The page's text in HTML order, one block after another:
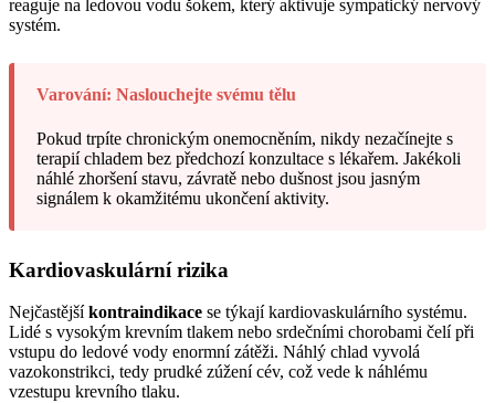
reaguje na ledovou vodu šokem, který aktivuje sympatický nervový
systém.
Varování: Naslouchejte svému tělu
Pokud trpíte chronickým onemocněním, nikdy nezačínejte s
terapií chladem bez předchozí konzultace s lékařem. Jakékoli
náhlé zhoršení stavu, závratě nebo dušnost jsou jasným
signálem k okamžitému ukončení aktivity.
Kardiovaskulární rizika
Nejčastějšíkontraindikace se týkají kardiovaskulárního systému.
Lidé s vysokým krevním tlakem nebo srdečními chorobami čelí při
vstupu do ledové vody enormní zátěži. Náhlý chlad vyvolá
vazokonstrikci, tedy prudké zúžení cév, což vede k náhlému
vzestupu krevního tlaku.